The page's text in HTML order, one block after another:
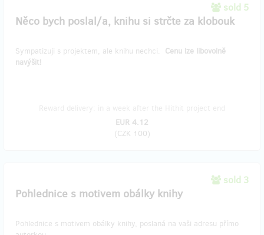
sold 5
Něco bych poslal/a, knihu si strčte za klobouk
Sympatizuji s projektem, ale knihu nechci. Cenu lze libovolně
navýšit!
EUR 4.12
(CZK 100)
sold 3
Pohlednice s motivem obálky knihy
Pohlednice s motivem obálky knihy, poslaná na vaši adresu přímo